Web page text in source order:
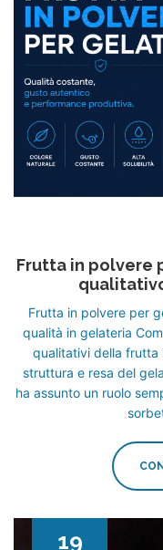
Frutta in polvere
Frutta in polvere per
qualità in gelateria
qualitativi della frutta
struttura e resa del
ha assunto un ruolo
19